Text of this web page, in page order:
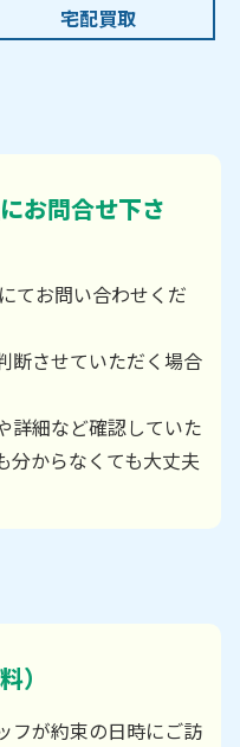
宅配買取
お問合せ下さ
にてお問い合わせくだ
断させていただく場合
詳細など確認していた
分からなくても大丈夫
）
フが約束の日時にご訪